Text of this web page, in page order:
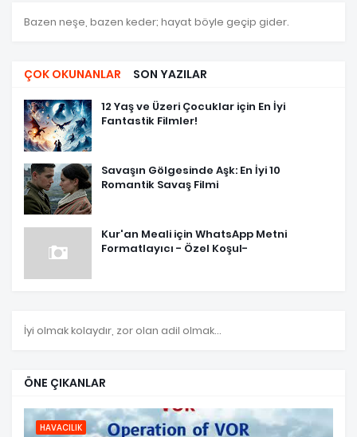
Bazen neşe, bazen keder; hayat böyle geçip gider.
ÇOK OKUNANLAR SON YAZILAR
12 Yaş ve Üzeri Çocuklar için En İyi
Fantastik Filmler!
Savaşın Gölgesinde Aşk: En İyi 10
Romantik Savaş Filmi
Kur'an Meali için WhatsApp Metni
Formatlayıcı - Özel Koşul-
İyi olmak kolaydır, zor olan adil olmak...
ÖNE ÇIKANLAR
HAVACILIK